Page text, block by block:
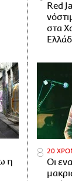
Red
στα
η
20
Οι